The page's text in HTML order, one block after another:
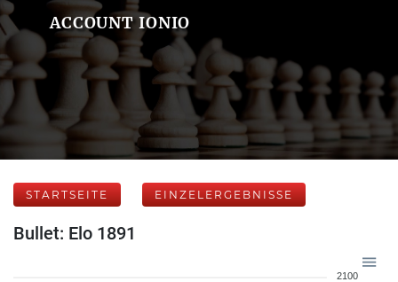
ACCOUNT IONIO
STARTSEITE EINZELERGEBNISSE
Bullet: Elo 1891
2100